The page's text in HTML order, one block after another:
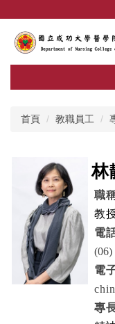
主
內
系所介紹
教職員工
學士班
碩士班
專師碩士在職專班
首頁 教職員工
林
職
教
電
(06)
電
專